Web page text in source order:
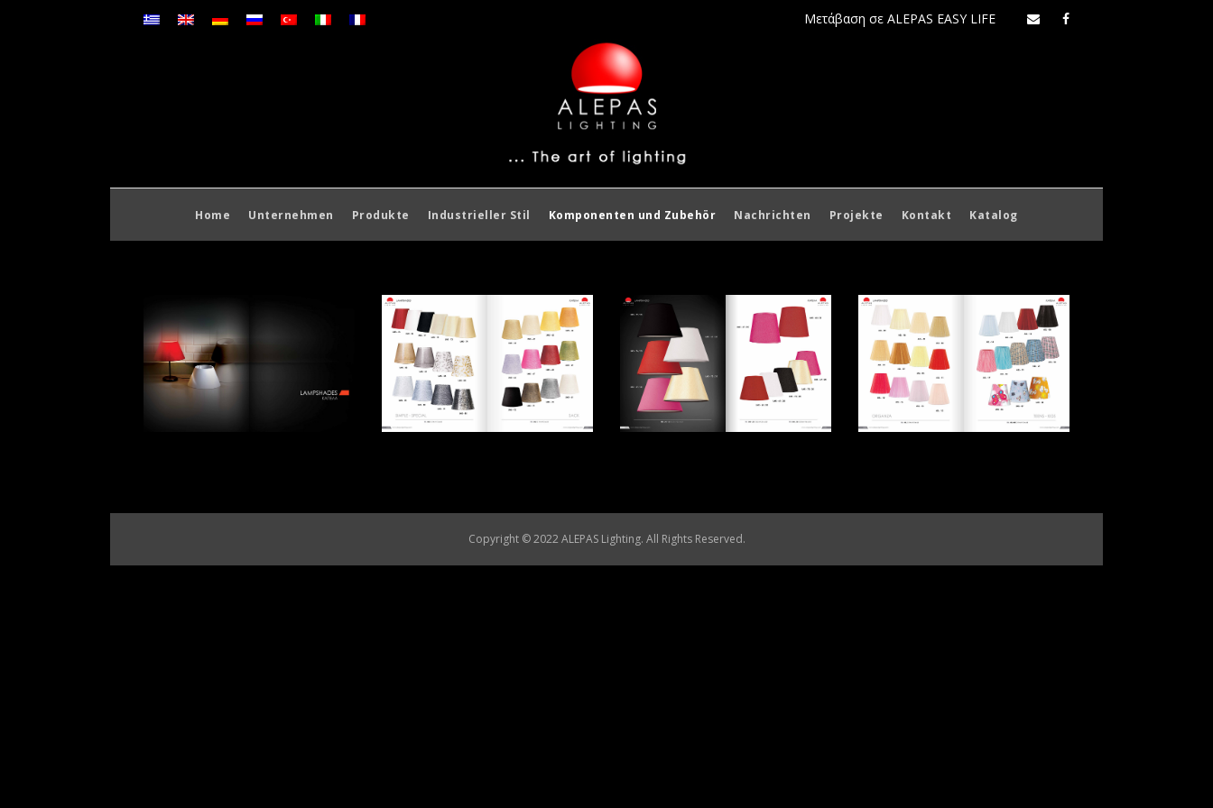
Μετάβαση σε ALEPAS EASY LIFE
Home Unternehmen Produkte Industrieller Stil Komponenten und Zubehör Nachrichten Projekte Kontakt Katalog
Copyright © 2022 ALEPAS Lighting. All Rights Reserved.